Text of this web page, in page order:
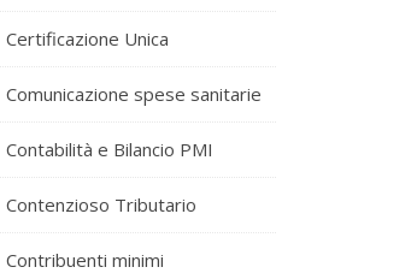
Certificazione Unica
Comunicazione spese sanitarie
Contabilità e Bilancio PMI
Contenzioso Tributario
Contribuenti minimi